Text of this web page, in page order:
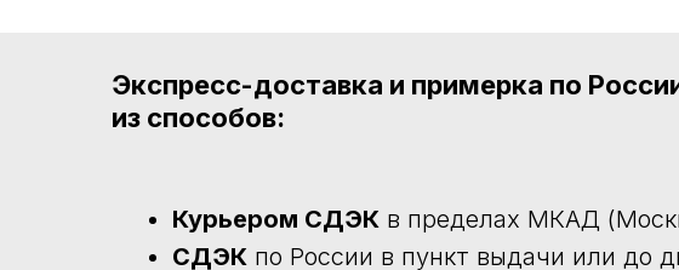
Экспресс-доставка и примерка по
из способов:
Курьером СДЭК в пределах МКАД
СДЭК по России в пункт выдачи или до